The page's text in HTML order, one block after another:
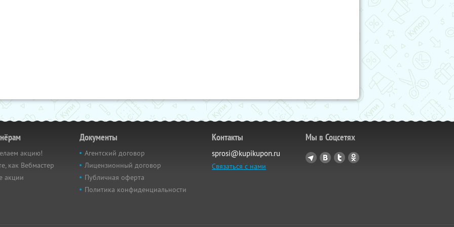
акцию!
как Вебмастер
акции
Документы
Агентский договор
Лицензионный договор
Публичная оферта
Политика конфиденциальности
Контакты
sprosi@kupikupon.ru
Связаться с нами
Мы в Соцсетях